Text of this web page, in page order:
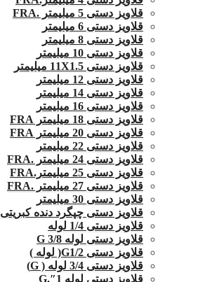
قلاویز دستی 5 میلیمتر .FRA
قلاویز دستی 6 میلیمتر
قلاویز دستی 8 میلیمتر
قلاویز دستی 10 میلیمتر
قلاویز دستی 11X1.5 میلیمتر
قلاویز دستی 12 میلیمتر
قلاویز دستی 14 میلیمتر
قلاویز دستی 16 میلیمتر
قلاویز دستی 18 میلیمتر FRA
قلاویز دستی 20 میلیمتر FRA
قلاویز دستی 22 میلیمتر
قلاویز دستی 24 میلیمتر .FRA
قلاویز دستی 25 میلیمتر.FRA
قلاویز دستی 27 میلیمتر .FRA
قلاویز دستی 30 میلیمتر
قلاویز دستی چپگرد دنده کبریتی TR 3X12
قلاویز دستی 1/4 لوله
قلاویز دستی لوله G 3/8
قلاویز دستی G1/2( لوله )
قلاویز دستی 3/4 لوله ( G)
قلاویز دستی لوله 1″.G